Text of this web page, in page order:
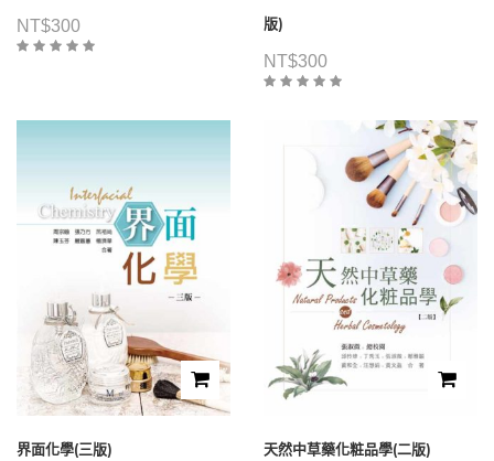
NT$300
版)
NT$300
界面化學(三版) 天然中草藥化粧品學(二版)